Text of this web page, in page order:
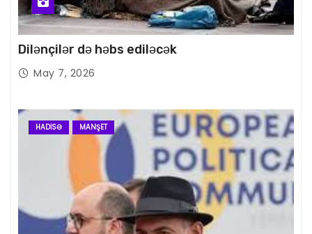
Dilənçilər də həbs ediləcək
May 7, 2026
HADISƏ MANŞET